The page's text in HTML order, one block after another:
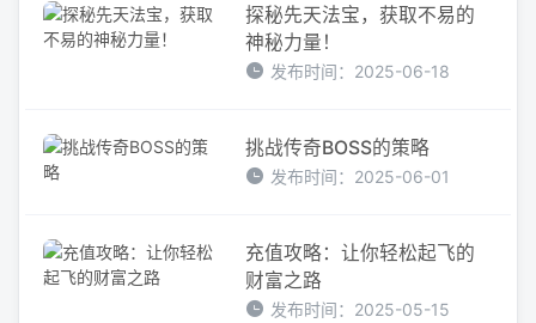
探秘先天法宝，获取不易的
神秘力量！
发布时间：2025-06-18
挑战传奇BOSS的策略
发布时间：2025-06-01
充值攻略：让你轻松起飞的
财富之路
发布时间：2025-05-15